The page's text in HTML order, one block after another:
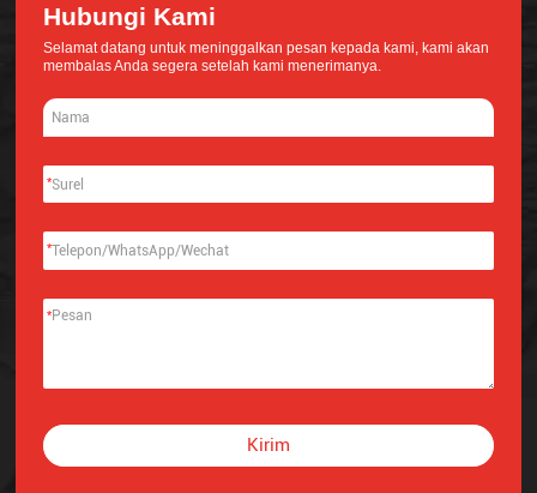
Hubungi Kami
Selamat datang untuk meninggalkan pesan kepada kami, kami akan
membalas Anda segera setelah kami menerimanya.
*
*
*
Kirim